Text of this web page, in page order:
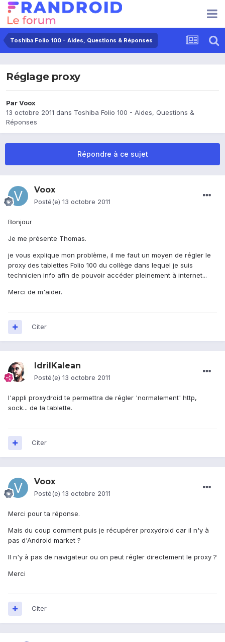
Toshiba Folio 100 - Aides, Questions & Réponses
Réglage proxy
ParVoox
13 octobre 2011 dans Toshiba Folio 100 - Aides, Questions &
Réponses
Répondre à ce sujet
Voox
Posté(e) 13 octobre 2011
Bonjour
Je me présente Thomas.
je vous explique mon problème, il me faut un moyen de régler le
proxy des tablettes Folio 100 du collège dans lequel je suis
technicien info afin de pouvoir accéder pleinement à internet...
Merci de m'aider.
Citer
IdrilKalean
Posté(e) 13 octobre 2011
l'appli proxydroid te permettra de régler 'normalement' http,
sock... de la tablette.
Citer
Voox
Posté(e) 13 octobre 2011
Merci pour ta réponse.
Mais du coup comment puis je récupérer proxydroid car il n'y à
pas d'Android market ?
Il n'y à pas de navigateur ou on peut régler directement le proxy ?
Merci
Citer